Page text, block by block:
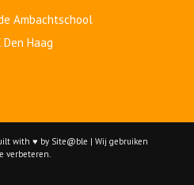
Ambachtschool
Haag
with ♥ by Site@ble | Wij gebruiken
verbeteren.